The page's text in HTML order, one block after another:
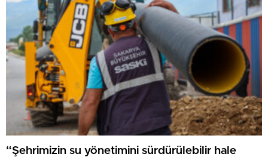
“Şehrimizin su yönetimini sürdürülebilir hale